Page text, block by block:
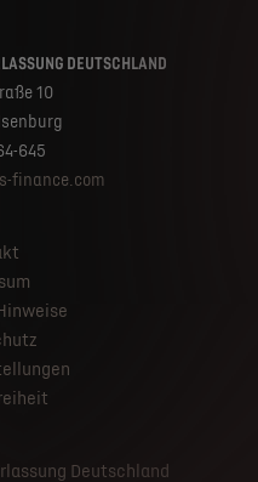
DEUTSCHLAND
10
645
finance.com
Deutschland